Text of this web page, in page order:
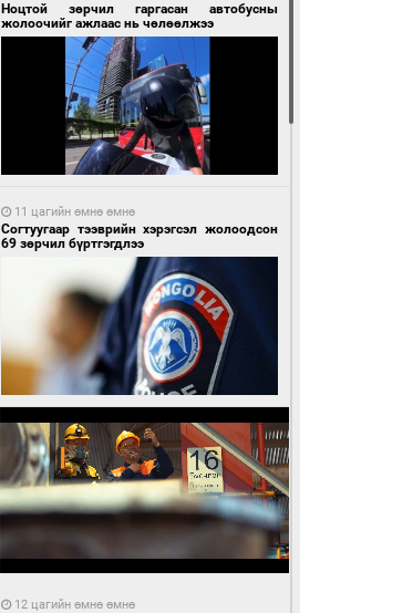
Ноцтой зөрчил гаргасан автобусны
жолоочийг ажлаас нь чөлөөлжээ
11 цагийн өмнө өмнө
Согтуугаар тээврийн хэрэгсэл жолоодсон
69 зөрчил бүртгэгдлээ
12 цагийн өмнө өмнө